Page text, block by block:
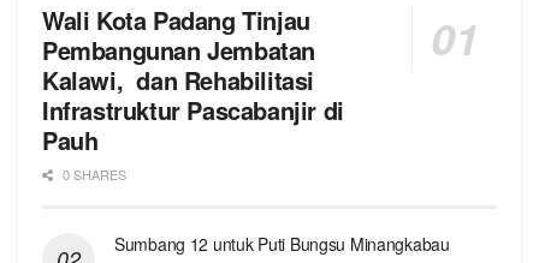
Wali Kota Padang Tinjau
Pembangunan Jembatan
Kalawi, dan Rehabilitasi
Infrastruktur Pascabanjir di
Pauh
0 SHARES
Sumbang 12 untuk Puti Bungsu Minangkabau